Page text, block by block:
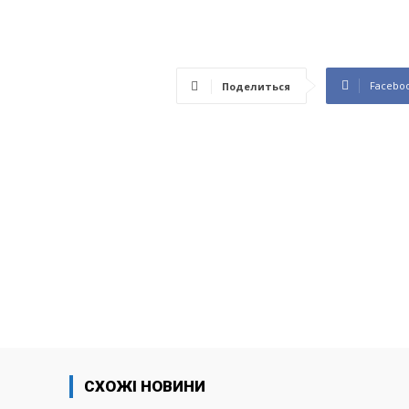
Поделиться
СХОЖІ НОВИНИ